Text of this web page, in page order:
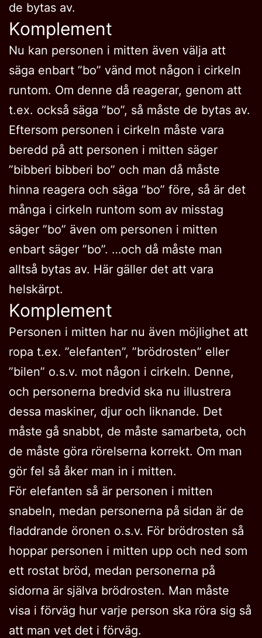
de bytas av.
Komplement
Nu kan personen i mitten även välja att
säga enbart ”bo” vänd mot någon i cirkeln
runtom. Om denne då reagerar, genom att
t.ex. också säga ”bo”, så måste de bytas av.
Eftersom personen i cirkeln måste vara
beredd på att personen i mitten säger
”bibberi bibberi bo” och man då måste
hinna reagera och säga ”bo” före, så är det
många i cirkeln runtom som av misstag
säger ”bo” även om personen i mitten
enbart säger ”bo”. …och då måste man
alltså bytas av. Här gäller det att vara
helskärpt.
Komplement
Personen i mitten har nu även möjlighet att
ropa t.ex. ”elefanten”, ”brödrosten” eller
”bilen” o.s.v. mot någon i cirkeln. Denne,
och personerna bredvid ska nu illustrera
dessa maskiner, djur och liknande. Det
måste gå snabbt, de måste samarbeta, och
de måste göra rörelserna korrekt. Om man
gör fel så åker man in i mitten.
För elefanten så är personen i mitten
snabeln, medan personerna på sidan är de
fladdrande öronen o.s.v. För brödrosten så
hoppar personen i mitten upp och ned som
ett rostat bröd, medan personerna på
sidorna är själva brödrosten. Man måste
visa i förväg hur varje person ska röra sig så
att man vet det i förväg.